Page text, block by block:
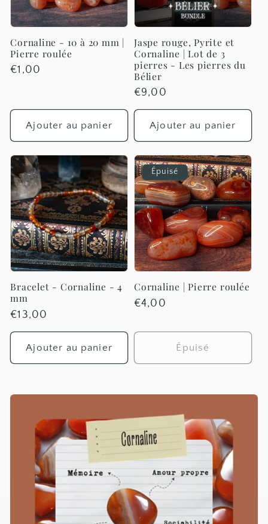
t
i
o
Cornaline - 10 à 20 mm |
Pierre roulée
Prix
€1,00
Ajouter au panier
Jaspe rouge, Pyrite et
Cornaline | Lot de 3
pierres - Les pierres du
Bélier
Prix
habituel
€9,00
Ajouter au panier
Bracelet - Cornaline - 4
mm
Prix
habituel
€13,00
Ajouter au panier
Épuisé
Cornaline | Pierre roulée
Prix
€4,00
Épuisé